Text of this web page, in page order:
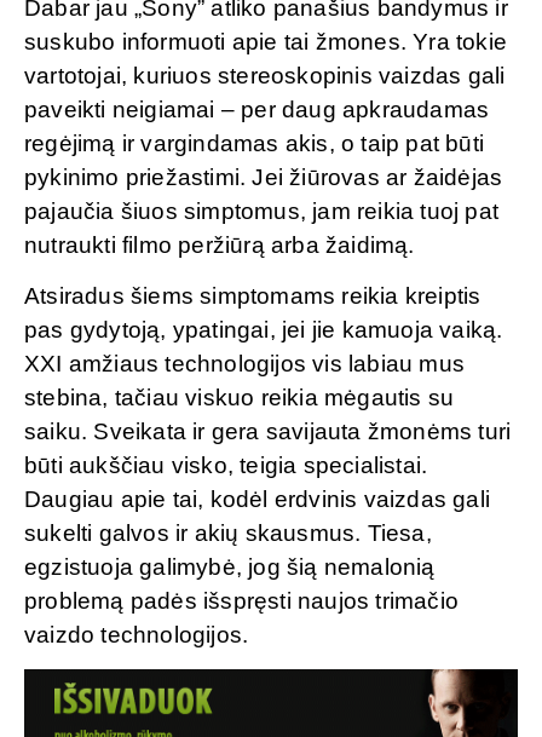
Dabar jau „Sony” atliko panašius bandymus ir
suskubo informuoti apie tai žmones. Yra tokie
vartotojai, kuriuos stereoskopinis vaizdas gali
paveikti neigiamai – per daug apkraudamas
regėjimą ir vargindamas akis, o taip pat būti
pykinimo priežastimi. Jei žiūrovas ar žaidėjas
pajaučia šiuos simptomus, jam reikia tuoj pat
nutraukti filmo peržiūrą arba žaidimą.
Atsiradus šiems simptomams reikia kreiptis
pas gydytoją, ypatingai, jei jie kamuoja vaiką.
XXI amžiaus technologijos vis labiau mus
stebina, tačiau viskuo reikia mėgautis su
saiku. Sveikata ir gera savijauta žmonėms turi
būti aukščiau visko, teigia specialistai.
Daugiau apie tai, kodėl erdvinis vaizdas gali
sukelti galvos ir akių skausmus. Tiesa,
egzistuoja galimybė, jog šią nemalonią
problemą padės išspręsti naujos trimačio
vaizdo technologijos.